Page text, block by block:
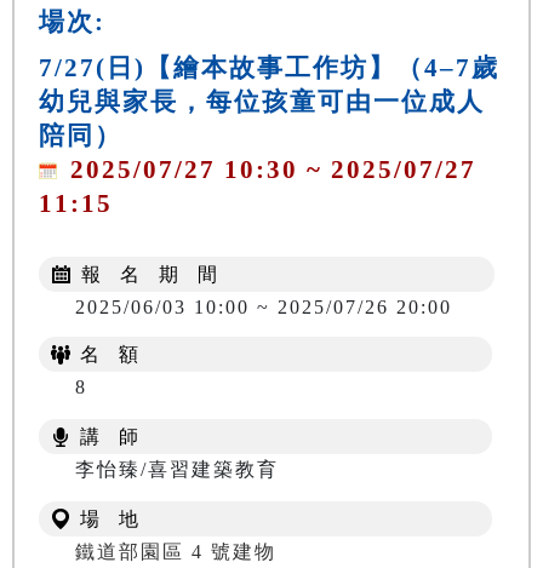
場次:
7/27(日)【繪本故事工作坊】（4–7歲
幼兒與家長，每位孩童可由一位成人
陪同）
2025/07/27 10:30 ~ 2025/07/27
11:15
報 名 期 間
2025/06/03 10:00 ~ 2025/07/26 20:00
名 額
8
講 師
李怡臻/喜習建築教育
場 地
鐵道部園區 4 號建物